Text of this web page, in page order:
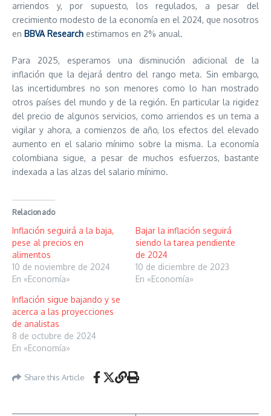
arriendos y, por supuesto, los regulados, a pesar del
crecimiento modesto de la economía en el 2024, que nosotros
en BBVA Research estimamos en 2% anual.
Para 2025, esperamos una disminución adicional de la
inflación que la dejará dentro del rango meta. Sin embargo,
las incertidumbres no son menores como lo han mostrado
otros países del mundo y de la región. En particular la rigidez
del precio de algunos servicios, como arriendos es un tema a
vigilar y ahora, a comienzos de año, los efectos del elevado
aumento en el salario mínimo sobre la misma. La economía
colombiana sigue, a pesar de muchos esfuerzos, bastante
indexada a las alzas del salario mínimo.
Relacionado
Inflación seguirá a la baja,
pese al precios en
alimentos
10 de noviembre de 2024
En «Economía»
Bajar la inflación seguirá
siendo la tarea pendiente
de 2024
10 de diciembre de 2023
En «Economía»
Inflación sigue bajando y se
acerca a las proyecciones
de analistas
8 de octubre de 2024
En «Economía»
Share this Article